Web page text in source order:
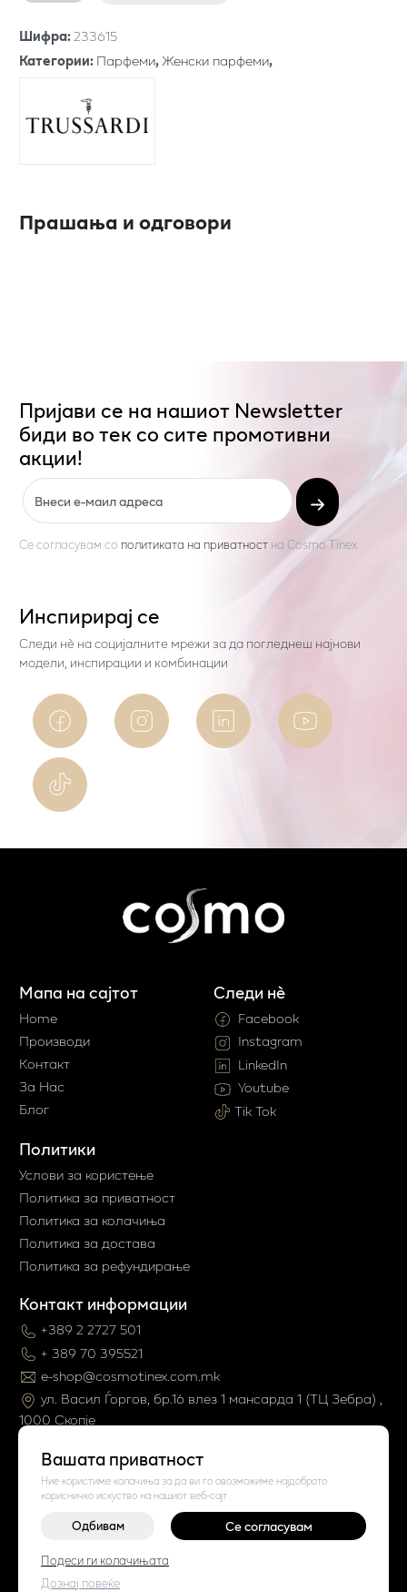
Вашата приватност
Ние користиме колачиња за да ви го овозможиме најдоброто
корисничко искуство на нашиот веб-сајт
Одбивам Се согласувам
Подеси ги колачињата
Дознај повеќе
Шифра:233615
Категории:Парфеми,Женски парфеми,
Прашања и одговори
Пријави се на нашиот Newsletter
биди во тек со сите промотивни
акции!
Се согласувам со политиката на приватност на Cosmo Tinex
Инспирирај се
Следи нѐ на социјалните мрежи за да погледнеш најнови
модели, инспирации и комбинации
Мапа на сајтот
Home
Производи
Контакт
За Нас
Блог
Политики
Услови за користење
Политика за приватност
Политика за колачиња
Политика за достава
Политика за рефундирање
Контакт информации
+389 2 2727 501
+ 389 70 395521
e-shop@cosmotinex.com.mk
ул. Васил Ѓоргов, бр.16 влез 1 мaнсарда 1 (ТЦ Зебра) ,
1000 Скопје
Следи нè
Facebook
Instagram
LinkedIn
Youtube
Tik Tok
©2026Vendor x
Поставки за колачиња